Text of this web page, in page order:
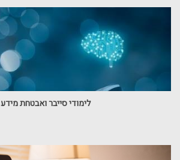
לימודי סייבר ואבטחת מידע